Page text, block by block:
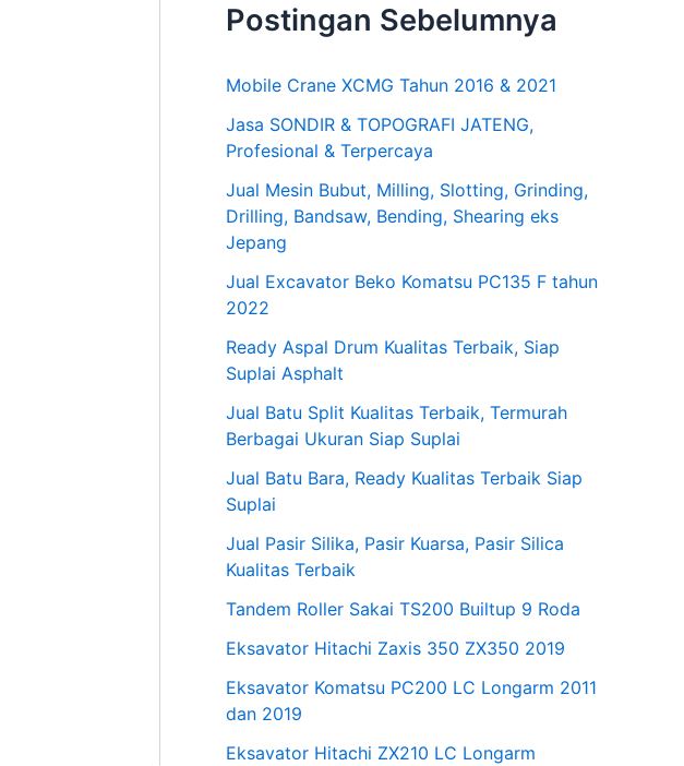
Postingan Sebelumnya
Mobile Crane XCMG Tahun 2016 & 2021
Jasa SONDIR & TOPOGRAFI JATENG,
Profesional & Terpercaya
Jual Mesin Bubut, Milling, Slotting, Grinding,
Drilling, Bandsaw, Bending, Shearing eks
Jepang
Jual Excavator Beko Komatsu PC135 F tahun
2022
Ready Aspal Drum Kualitas Terbaik, Siap
Suplai Asphalt
Jual Batu Split Kualitas Terbaik, Termurah
Berbagai Ukuran Siap Suplai
Jual Batu Bara, Ready Kualitas Terbaik Siap
Suplai
Jual Pasir Silika, Pasir Kuarsa, Pasir Silica
Kualitas Terbaik
Tandem Roller Sakai TS200 Builtup 9 Roda
Eksavator Hitachi Zaxis 350 ZX350 2019
Eksavator Komatsu PC200 LC Longarm 2011
dan 2019
Eksavator Hitachi ZX210 LC Longarm